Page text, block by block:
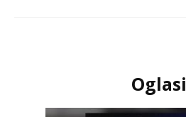
Oglasi